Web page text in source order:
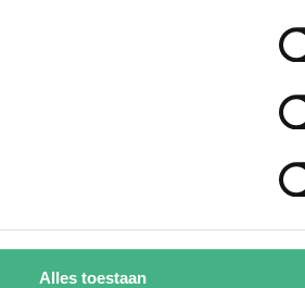
Alles toestaan
en evenwicht in je dag.